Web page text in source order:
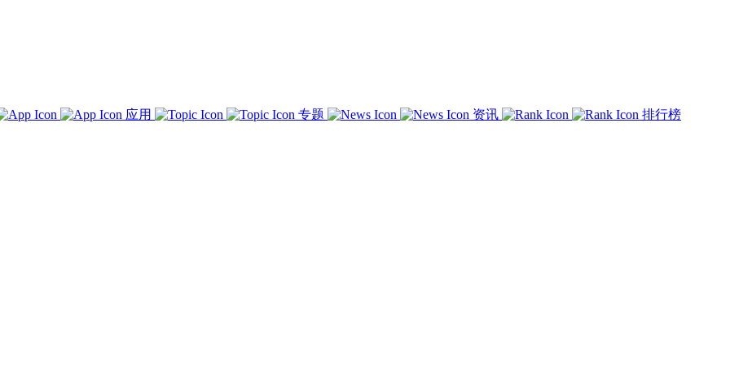
应用 专题 资讯 排行榜